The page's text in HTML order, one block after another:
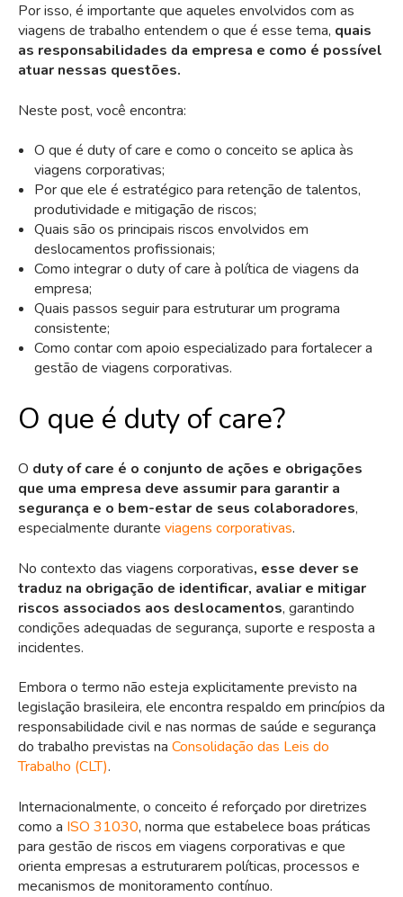
Por isso, é importante que aqueles envolvidos com as
viagens de trabalho entendem o que é esse tema, quais
as responsabilidades da empresa e como é possível
atuar nessas questões.
Neste post, você encontra:
O que é duty of care e como o conceito se aplica às
viagens corporativas;
Por que ele é estratégico para retenção de talentos,
produtividade e mitigação de riscos;
Quais são os principais riscos envolvidos em
deslocamentos profissionais;
Como integrar o duty of care à política de viagens da
empresa;
Quais passos seguir para estruturar um programa
consistente;
Como contar com apoio especializado para fortalecer a
gestão de viagens corporativas.
O que é duty of care?
O duty of care é o conjunto de ações e obrigações
que uma empresa deve assumir para garantir a
segurança e o bem-estar de seus colaboradores,
especialmente durante viagens corporativas.
No contexto das viagens corporativas, esse dever se
traduz na obrigação de identificar, avaliar e mitigar
riscos associados aos deslocamentos, garantindo
condições adequadas de segurança, suporte e resposta a
incidentes.
Embora o termo não esteja explicitamente previsto na
legislação brasileira, ele encontra respaldo em princípios da
responsabilidade civil e nas normas de saúde e segurança
do trabalho previstas na Consolidação das Leis do
Trabalho (CLT).
Internacionalmente, o conceito é reforçado por diretrizes
como a ISO 31030, norma que estabelece boas práticas
para gestão de riscos em viagens corporativas e que
orienta empresas a estruturarem políticas, processos e
mecanismos de monitoramento contínuo.